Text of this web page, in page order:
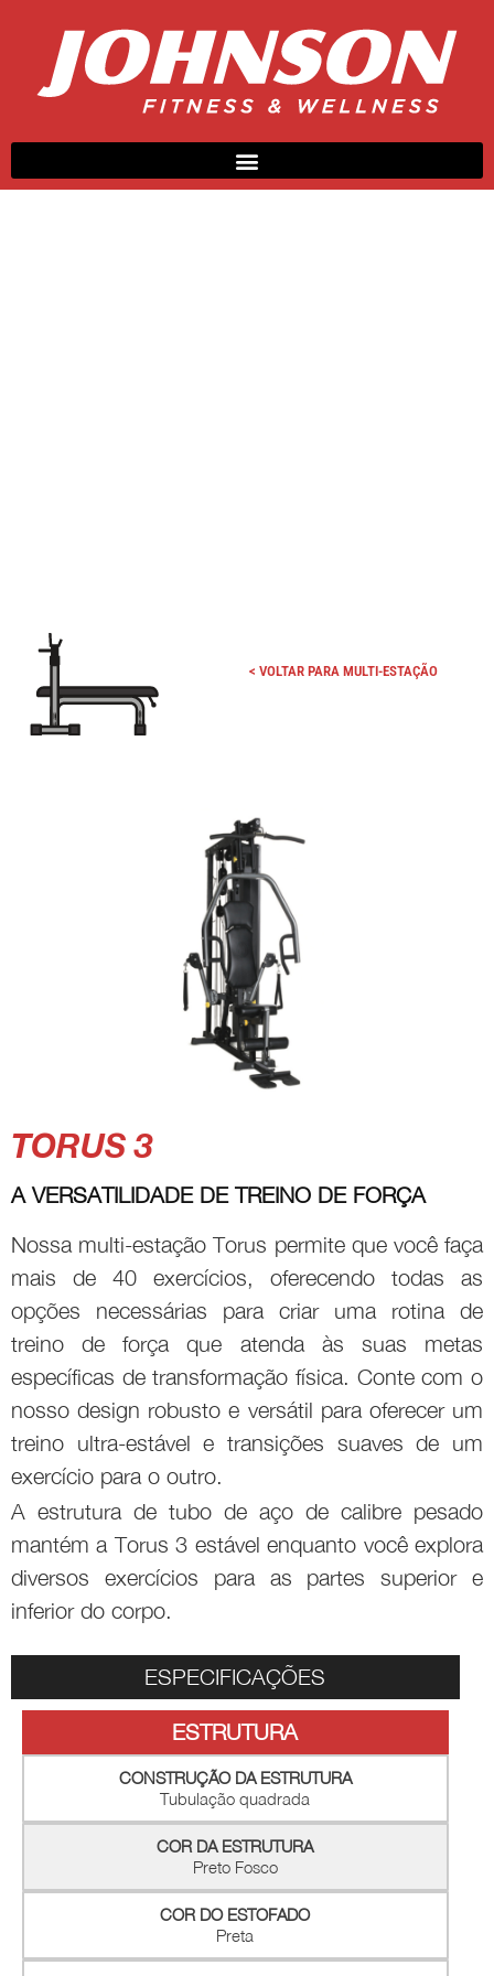
< VOLTAR PARA MULTI-ESTAÇÃO
TORUS 3
A VERSATILIDADE DE TREINO DE FORÇA
Nossa multi-estação Torus permite que você faça
mais de 40 exercícios, oferecendo todas as
opções necessárias para criar uma rotina de
treino de força que atenda às suas metas
específicas de transformação física. Conte com o
nosso design robusto e versátil para oferecer um
treino ultra-estável e transições suaves de um
exercício para o outro.
A estrutura de tubo de aço de calibre pesado
mantém a Torus 3 estável enquanto você explora
diversos exercícios para as partes superior e
inferior do corpo.
ESPECIFICAÇÕES
ESTRUTURA
CONSTRUÇÃO DA ESTRUTURA
Tubulação quadrada
COR DA ESTRUTURA
Preto Fosco
COR DO ESTOFADO
Preta